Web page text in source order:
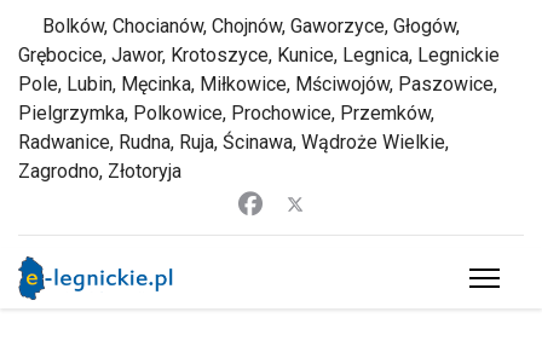
Bolków, Chocianów, Chojnów, Gaworzyce, Głogów,
Grębocice, Jawor, Krotoszyce, Kunice, Legnica, Legnickie
Pole, Lubin, Męcinka, Miłkowice, Mściwojów, Paszowice,
Pielgrzymka, Polkowice, Prochowice, Przemków,
Radwanice, Rudna, Ruja, Ścinawa, Wądroże Wielkie,
Zagrodno, Złotoryja